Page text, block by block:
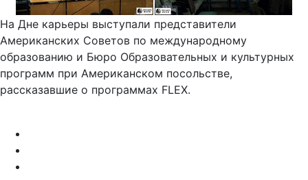
На Дне карьеры выступали представители
Американских Советов по международному
образованию и Бюро Образовательных и культурных
программ при Американском посольстве,
рассказавшие о программах FLEX.